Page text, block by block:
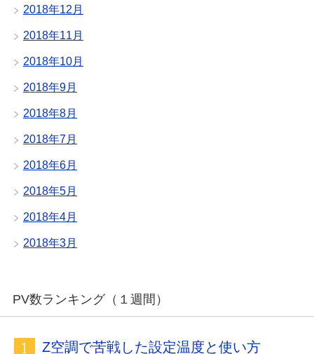
2018年12月
2018年11月
2018年10月
2018年9月
2018年8月
2018年7月
2018年6月
2018年5月
2018年4月
2018年3月
PV数ランキング（１週間）
Z空調で苦戦した設定温度と使い方